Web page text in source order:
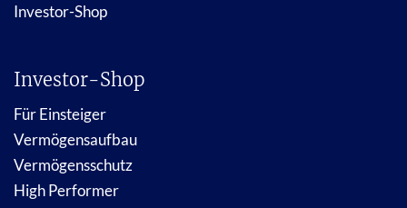
Investor-Shop
Investor-Shop
Für Einsteiger
Vermögensaufbau
Vermögensschutz
High Performer